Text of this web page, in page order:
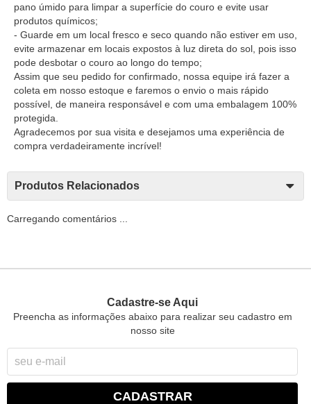
pano úmido para limpar a superfície do couro e evite usar
produtos químicos;
- Guarde em um local fresco e seco quando não estiver em uso,
evite armazenar em locais expostos à luz direta do sol, pois isso
pode desbotar o couro ao longo do tempo;
Assim que seu pedido for confirmado, nossa equipe irá fazer a
coleta em nosso estoque e faremos o envio o mais rápido
possível, de maneira responsável e com uma embalagem 100%
protegida.
Agradecemos por sua visita e desejamos uma experiência de
compra verdadeiramente incrível!
Produtos Relacionados
Carregando comentários ...
Cadastre-se Aqui
Preencha as informações abaixo para realizar seu cadastro em
nosso site
CADASTRAR